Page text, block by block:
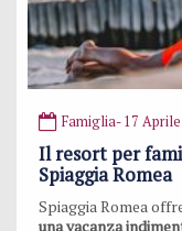
Famiglia- 17
Il resort per
Spiaggia Romea
Spiaggia Romea
una vacanza